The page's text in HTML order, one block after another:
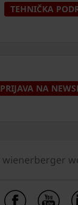
TEHNIČKA
PRIJAVA NA
wienerberger